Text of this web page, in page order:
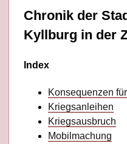
Chronik der
Kyllburg in der
Index
Konsequenzen
Kriegsanleihen
Kriegsausbruch
Mobilmachung